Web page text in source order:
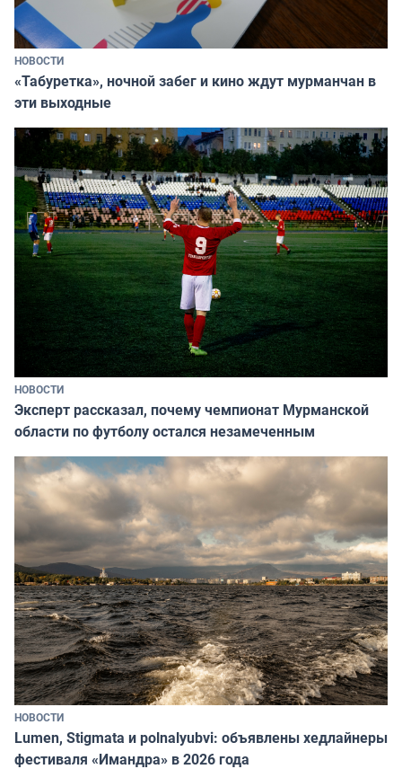
НОВОСТИ
«Табуретка», ночной забег и кино ждут мурманчан в
эти выходные
НОВОСТИ
Эксперт рассказал, почему чемпионат Мурманской
области по футболу остался незамеченным
НОВОСТИ
Lumen, Stigmata и polnalyubvi: объявлены хедлайнеры
фестиваля «Имандра» в 2026 года